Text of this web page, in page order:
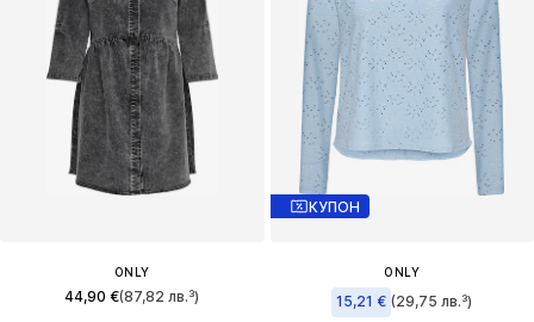
ONLY
44,90 €(87,82 лв.³)
КУПОН
ONLY
15,21 € (29,75 лв.³)